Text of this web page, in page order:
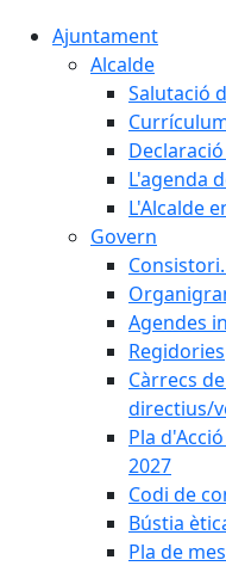
Ajuntament
Alcalde
Salutació
L'agenda
L'Alcalde
Govern
Agendes
Regidories
Càrrecs
directius/
Pla
2027
Codi de
Bústia
Pla de